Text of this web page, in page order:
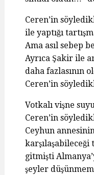
Ceren’in
ile yaptığı
Ama asıl sebep
Ayrıca Şakir ile
daha fazlasının
Ceren’in
Votkalı vişne
Ceren’in
Ceyhun
gitmişti
şeyler